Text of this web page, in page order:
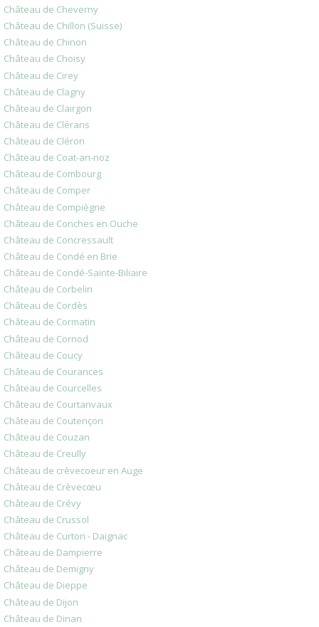
Château de Cheverny
Château de Chillon (Suisse)
Château de Chinon
Château de Choisy
Château de Cirey
Château de Clagny
Château de Clairgon
Château de Clérans
Château de Cléron
Château de Coat-an-noz
Château de Combourg
Château de Comper
Château de Compiègne
Château de Conches en Ouche
Château de Concressault
Château de Condé en Brie
Château de Condé-Sainte-Biliaire
Château de Corbelin
Château de Cordès
Château de Cormatin
Château de Cornod
Château de Coucy
Château de Courances
Château de Courcelles
Château de Courtanvaux
Château de Coutençon
Château de Couzan
Château de Creully
Château de crèvecoeur en Auge
Château de Crèvecœu
Château de Crévy
Château de Crussol
Château de Curton - Daignac
Château de Dampierre
Château de Demigny
Château de Dieppe
Château de Dijon
Château de Dinan